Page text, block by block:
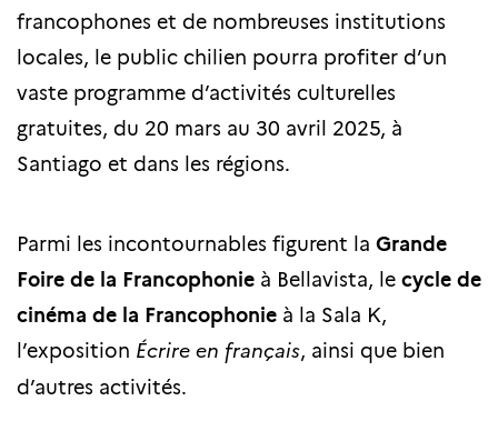
francophones et de nombreuses institutions
locales, le public chilien pourra profiter d’un
vaste programme d’activités culturelles
gratuites, du 20 mars au 30 avril 2025, à
Santiago et dans les régions.
Parmi les incontournables figurent la Grande
Foire de la Francophonie à Bellavista, le cycle de
cinéma de la Francophonie à la Sala K,
l’exposition Écrire en français, ainsi que bien
d’autres activités.